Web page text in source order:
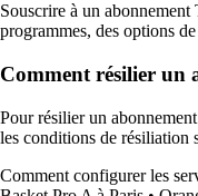
Souscrire à un
programmes, des options
Comment résilier un
Pour résilier un
les conditions de résiliation
Comment configurer les